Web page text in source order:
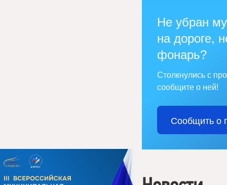
Не убран
на дороге,
фонарь?
Столкнулись с
сообщите о ней!
Сообщить о